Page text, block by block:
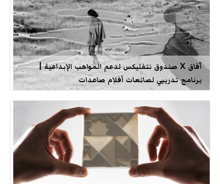
آفاق X صندوق نتفليكس لدعم المواهب الإبداعية |
برنامج تدريبي لصانعات أفلام صاعدات